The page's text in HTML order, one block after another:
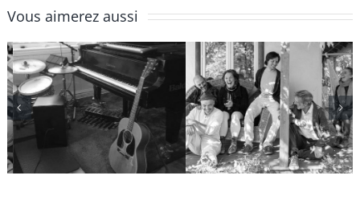
Vous aimerez aussi
Jean-
François
Groulx
solos/duos
Bon
Débarras en
famille